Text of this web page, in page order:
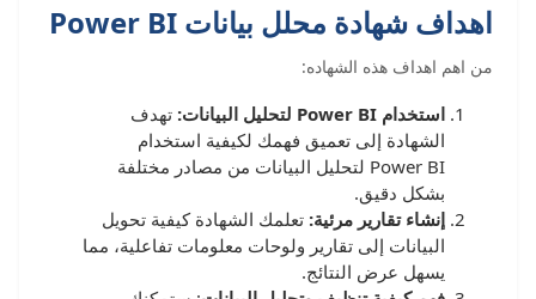
اهداف شهادة محلل بيانات Power BI
من اهم اهداف هذه الشهاده:
استخدام Power BI لتحليل البيانات:
تهدف
الشهادة إلى تعميق فهمك لكيفية استخدام
Power BI لتحليل البيانات من مصادر مختلفة
بشكل دقيق.
إنشاء تقارير مرئية: تعلمك الشهادة كيفية تحويل
البيانات إلى تقارير ولوحات معلومات تفاعلية، مما
يسهل عرض النتائج.